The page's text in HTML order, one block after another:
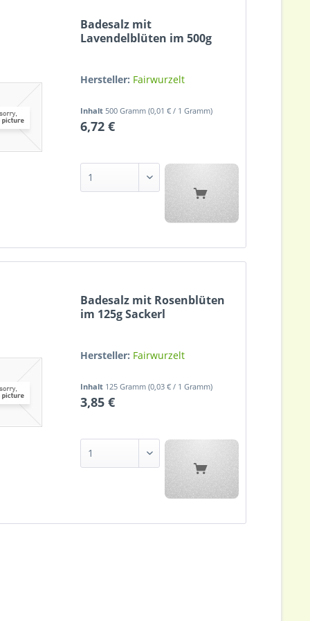
Badesalz mit
Lavendelblüten im 500g
Hersteller: Fairwurzelt
Inhalt500 Gramm(0,01 € / 1 Gramm)
6,72 €
Badesalz mit Rosenblüten
im 125g Sackerl
Hersteller: Fairwurzelt
Inhalt 125 Gramm(0,03 € / 1 Gramm)
3,85 €